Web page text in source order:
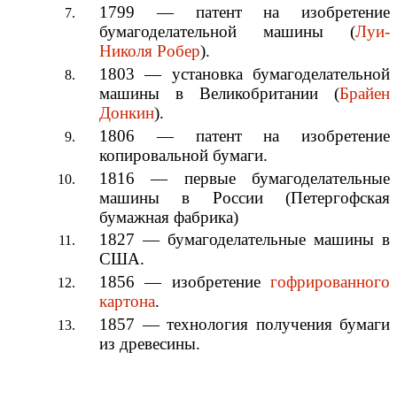
1799 — патентна изобретение
бумагоделательной машины (Луи-
Николя Робер).
1803 — установка бумагоделательной
машины вВеликобритании (Брайен
Донкин).
1806 — патентна изобретение
копировальной бумаги.
1816 — первые бумагоделательные
машины в России (Петергофская
бумажная фабрика)
1827 — бумагоделательные машины в
США.
1856 — изобретение гофрированного
картона.
1857 —технология получения бумаги
из древесины.